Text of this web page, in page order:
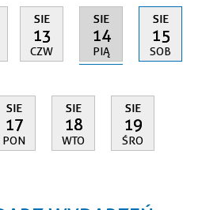
SIE
13
CZW
SIE
14
PIĄ
SIE
15
SOB
SIE
17
PON
SIE
18
WTO
SIE
19
ŚRO